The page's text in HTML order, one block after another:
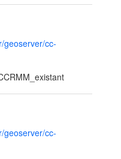
geoserver/cc-
geoserver/cc-